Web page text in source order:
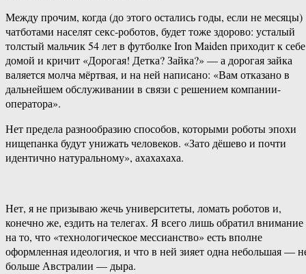
Между прочим, когда (до этого остались годы, если не месяцы)
чатботами населят секс-роботов, будет тоже здорово: усталый
толстый мальчик 54 лет в футболке Iron Maiden приходит к себе
домой и кричит «Дорогая! Детка? Зайка?» — а дорогая зайка
валяется молча мёртвая, и на ней написано: «Вам отказано в
дальнейшем обслуживании в связи с решением компании-
оператора».
Нет предела разнообразию способов, которыми роботы эпохи
нищепанка будут унижать человеков. «Зато дёшево и почти
идентично натуральному», ахахахаха.
Нет, я не призываю жечь университеты, ломать роботов и,
конечно же, ездить на телегах. Я всего лишь обратил внимание
на то, что «технологическое мессианство» есть вполне
оформленная идеология, и что в ней зияет одна небольшая —
больше Австралии — дыра.